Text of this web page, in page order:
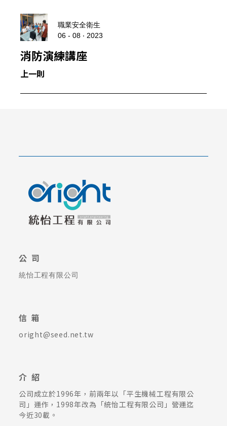
職業安全衛生
06 - 08 ‧ 2023
消防演練講座
上一則
公司
統怡工程有限公司
信箱
oright@seed.net.tw
介紹
公司成立於1996年，前兩年以「平生機械工程有限公
司」運作，1998年改為「統怡工程有限公司」營運迄
今近30載。